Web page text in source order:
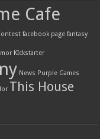
Cafe
facebook page fantasy
KIckstarter
News Purple Games
This House